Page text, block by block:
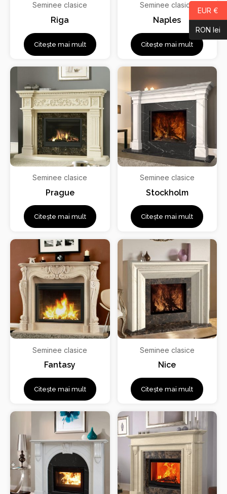
Seminee clasice
Riga
Citește mai mult
Seminee clasice
Naples
Citește mai mult
Seminee clasice
Prague
Citește mai mult
Seminee clasice
Stockholm
Citește mai mult
Seminee clasice
Fantasy
Citește mai mult
Seminee clasice
Nice
Citește mai mult
EUR €
RON lei